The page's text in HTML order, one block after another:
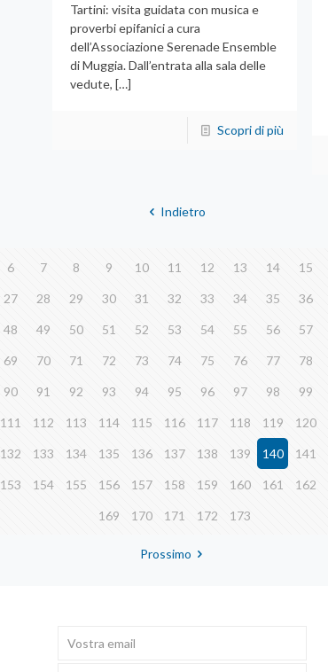
Tartini: visita guidata con musica e
proverbi epifanici a cura
dell’Associazione Serenade Ensemble
di Muggia. Dall’entrata alla sala delle
vedute, […]
Scopri di più
Indietro
6 7 8 9 10 11 12 13 14 15
27 28 29 30 31 32 33 34 35 36
48 49 50 51 52 53 54 55 56 57
69 70 71 72 73 74 75 76 77 78
90 91 92 93 94 95 96 97 98 99
111 112 113 114 115 116 117 118 119 120
132 133 134 135 136 137 138 139 140 141
153 154 155 156 157 158 159 160 161 162
169 170 171 172 173
Prossimo